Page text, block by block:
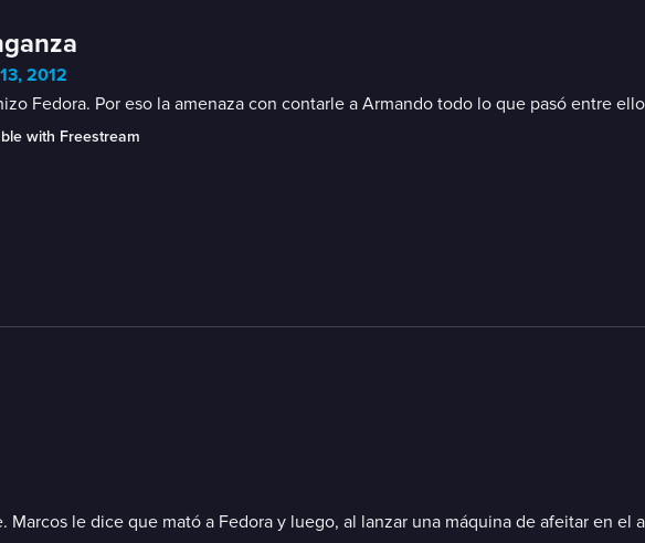
2012
Fedora. Por eso la amenaza con contarle a Armando todo lo que pasó entre
with Freestream
Marcos le dice que mató a Fedora y luego, al lanzar una máquina de afeitar en el